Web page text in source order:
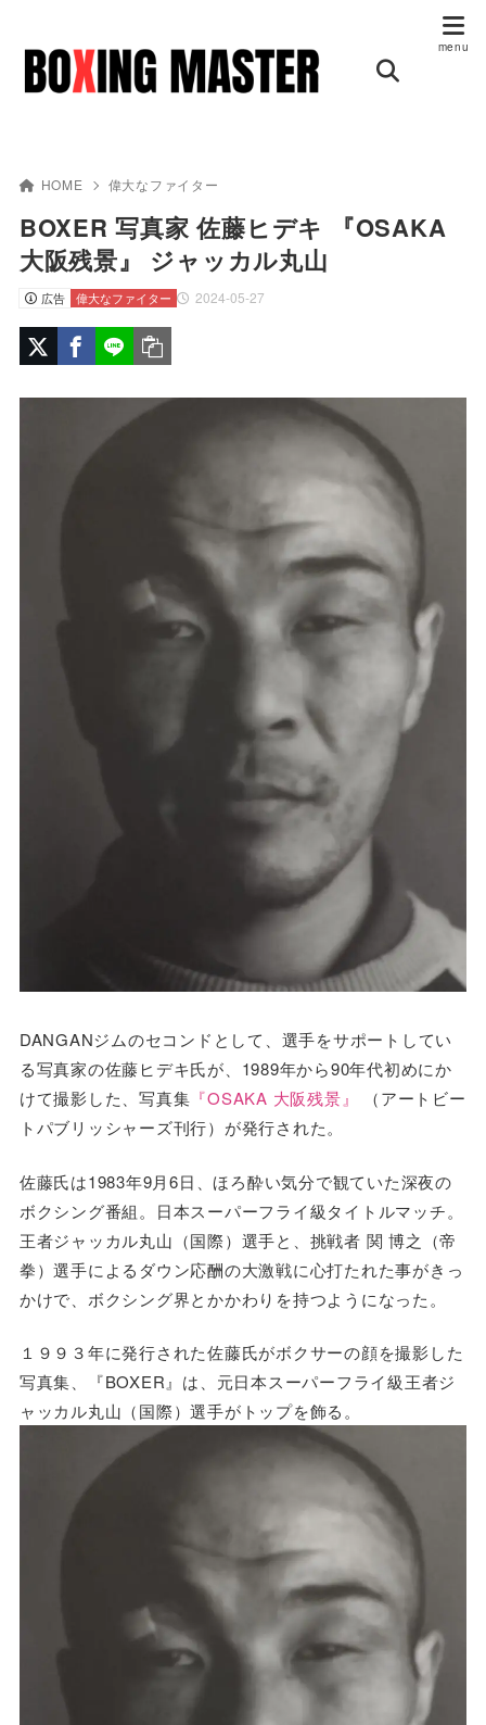
HOME 偉大なファイター
BOXER 写真家 佐藤ヒデキ 『OSAKA
大阪残景』 ジャッカル丸山
広告 2024-05-27
偉大なファイター
DANGANジムのセコンドとして、選手をサポートしてい
る写真家の佐藤ヒデキ氏が、1989年から90年代初めにか
けて撮影した、写真集 『OSAKA 大阪残景』
（アートビー
トパブリッシャーズ刊行）が発行された。
佐藤氏は1983年9月6日、ほろ酔い気分で観ていた深夜の
ボクシング番組。日本スーパーフライ級タイトルマッチ。
王者ジャッカル丸山（国際）選手と、挑戦者 関 博之（帝
拳）選手によるダウン応酬の大激戦に心打たれた事がきっ
かけで、ボクシング界とかかわりを持つようになった。
１９９３年に発行された佐藤氏がボクサーの顔を撮影した
写真集、『BOXER』は、元日本スーパーフライ級王者ジ
ャッカル丸山（国際）選手がトップを飾る。